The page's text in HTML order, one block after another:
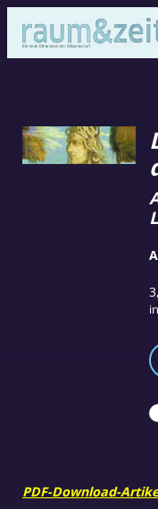
PDF-Download-